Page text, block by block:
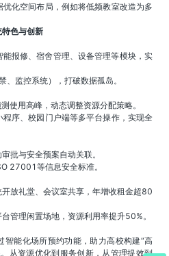
化空间布局，例如将低频教室改造为多
色与创新
报修、宿舍管理、设备管理等模块，实
、监控系统），打破数据孤岛。
使用高峰，动态调整资源分配策略。
序、校园门户端等多平台操作，实现全
批与安全预案自动关联。
27001等信息安全标准。
放礼堂、会议室共享，年增收租金超80
管理闲置场地，资源利用率提升50%。
智能化场所预约功能，助力高校构建“高
从资源优化到服务创新，从管理提效到